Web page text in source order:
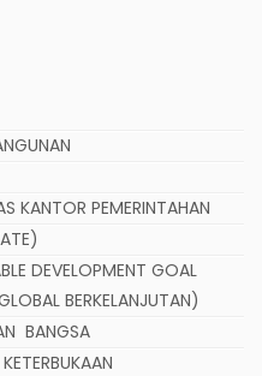
PEMERINTAHAN
DEVELOPMENT GOAL
BERKELANJUTAN)
BANGSA